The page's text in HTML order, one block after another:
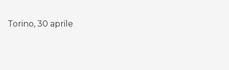
Torino, 30 aprile